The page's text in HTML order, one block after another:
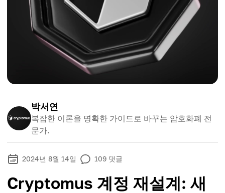
박서연
복잡한 이론을 명확한 가이드로 바꾸는 암호화폐 전
문가.
2024년 8월 14일 109 댓글
Cryptomus 계정 재설계: 새